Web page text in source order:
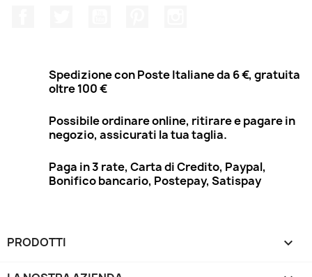
Spedizione con Poste Italiane da 6 €, gratuita
oltre 100 €
Possibile ordinare online, ritirare e pagare in
negozio, assicurati la tua taglia.
Paga in 3 rate, Carta di Credito, Paypal,
Bonifico bancario, Postepay, Satispay
PRODOTTI 